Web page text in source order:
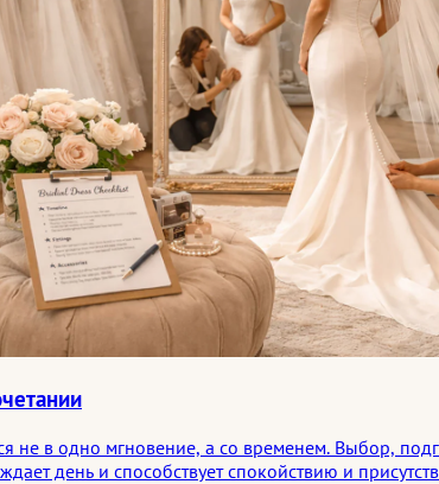
не в одно мгновение, а со временем. Выбор,
день и способствует спокойствию и